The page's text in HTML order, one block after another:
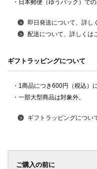
・日本郵便（ゆうパック）で
即日発送について、詳し
配送について、詳しくは
ギフトラッピングについて
・1商品につき600円（税込）
・一部大型商品は対象外。
ギフトラッピングについ